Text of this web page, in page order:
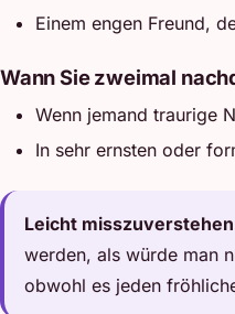
Einem engen Freund,
Wann Sie zweimal
Wenn jemand traurige
In sehr ernsten oder
Leicht
werden, als würde man
obwohl es jeden